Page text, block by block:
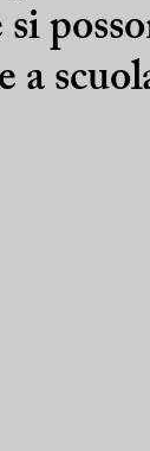
a